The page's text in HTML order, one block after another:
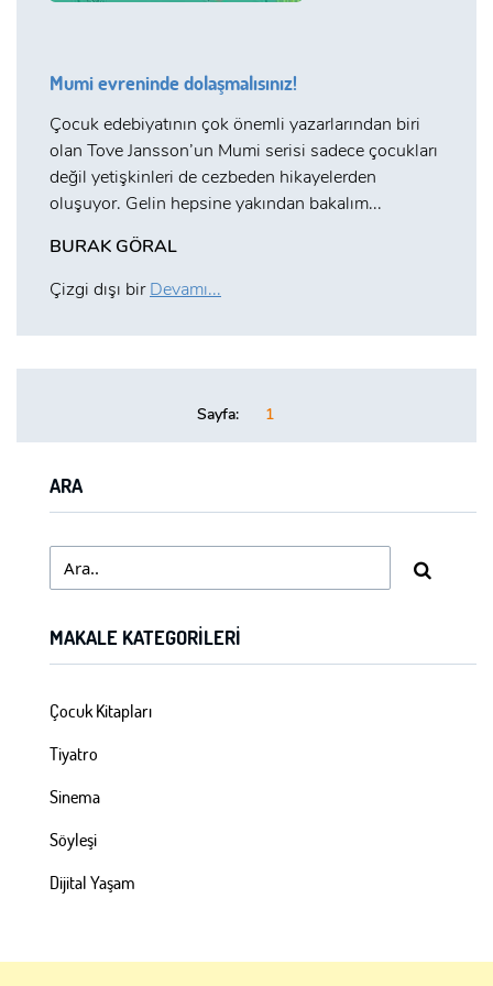
Mumi evreninde dolaşmalısınız!
Çocuk edebiyatının çok önemli yazarlarından biri
olan Tove Jansson’un Mumi serisi sadece çocukları
değil yetişkinleri de cezbeden hikayelerden
oluşuyor. Gelin hepsine yakından bakalım...
BURAK GÖRAL
Çizgi dışı birDevamı...
Sayfa: 1
ARA
MAKALE KATEGORILERI
Çocuk Kitapları
Tiyatro
Sinema
Söyleşi
Dijital Yaşam